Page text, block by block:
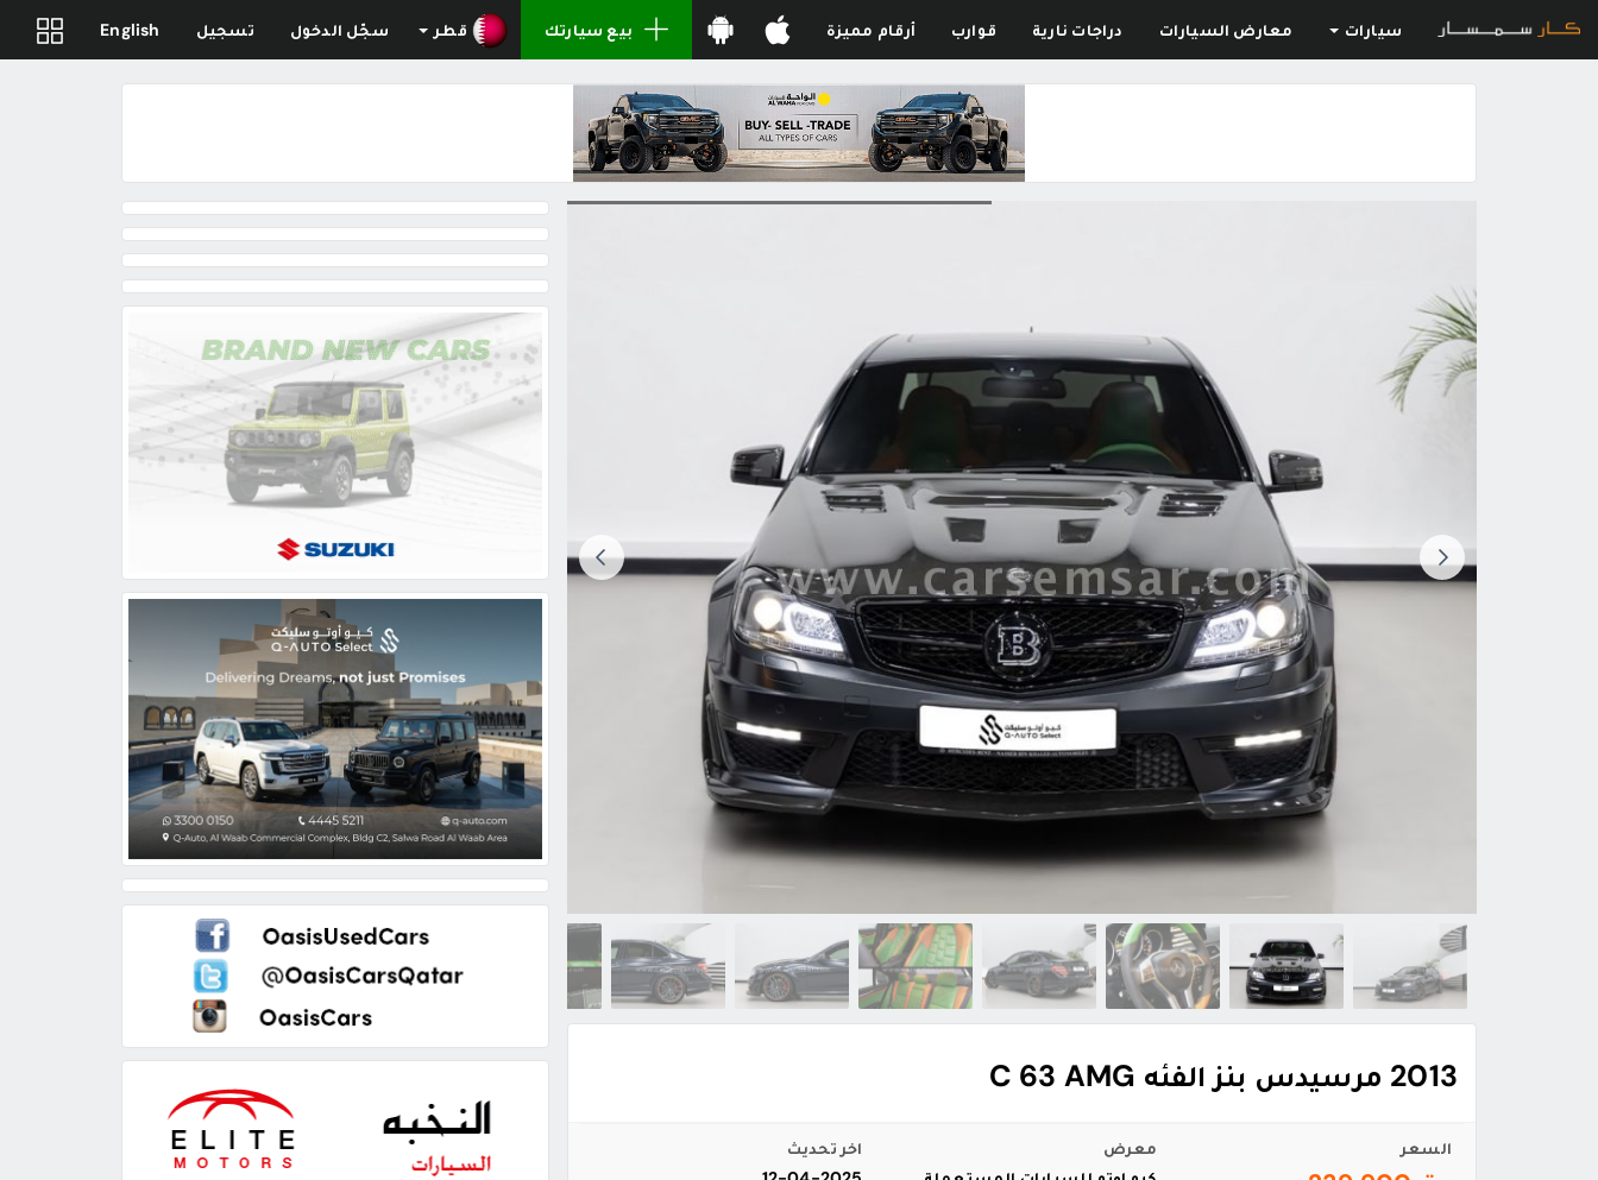
سيارات معارض السيارات دراجات نارية قوارب أرقام مميزة بيع سيارتك قطر سجّل الدخول تسجيل English
2013 مرسيدس بنز الفئه C 63 AMG
السعر
معرض
اخر تحديث